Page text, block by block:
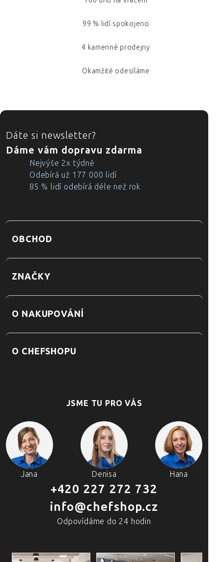
99 % lidí spokojeno
4 kamenné prodejny
Okamžitě odesíláme
ZÁPATÍ
Dáte si newsletter?
Dáme vám dopravu zdarma
Nejvýše 2x týdně
Odebírá už 177 000 lidí
85 % lidí odebírá déle než rok
OBCHOD
ZNAČKY
O NAKUPOVÁNÍ
O CHEFSHOPU
JSME TU PRO VÁS
Jana Denisa Hana
+420 227 272 732
info@chefshop.cz
Odpovídáme do 24 hodin